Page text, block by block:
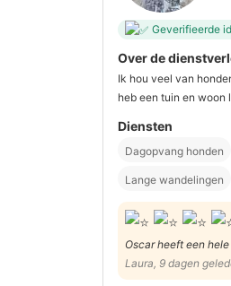
Geverifieerde
Over de
Ik hou veel van
heb een tuin en woon
Diensten
Dagopvang honden
Lange wandelingen
Oscar heeft een
Afspraken zijn
ook op de hoogte
Laura, 9 dagen